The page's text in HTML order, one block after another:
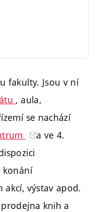
fakulty. Jsou v ní
, aula,
se nachází
a ve 4.
konání
akcí, výstav apod.
knih a